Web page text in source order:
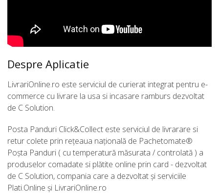
Despre Aplicatie
LivrariOnline.ro este serviciul de curierat integrat pentru e-
commerce cu livrare la usa si incasare ramburs dezvoltat
de C Solution.
Posta Panduri Click&Collect este serviciul de livrarare si
retur colete prin rețeaua națională de Pachetomate®
Poșta Panduri ( cu temperatură măsurata / controlată ) a
produselor comadate si plătite online prin card - dezvoltat
de C Solution, compania care a dezvoltat și serviciile
Plati.Online și LivrariOnline.ro